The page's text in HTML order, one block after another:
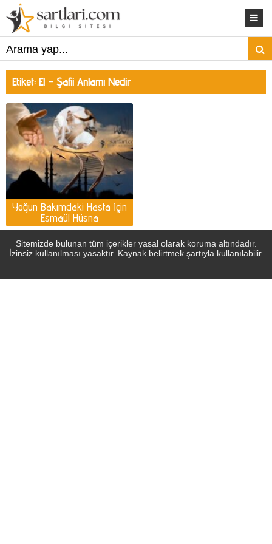
Etiket: El – Şafii Anlamı Nedir
Yoğun Bakımdaki Hasta İçin
Esmaül Hüsna
Sitemizde bulunan tüm içerikler yasal olarak koruma altındadır.
İzinsiz kullanılması yasaktır. Kaynak belirtmek şartıyla kullanılabilir.